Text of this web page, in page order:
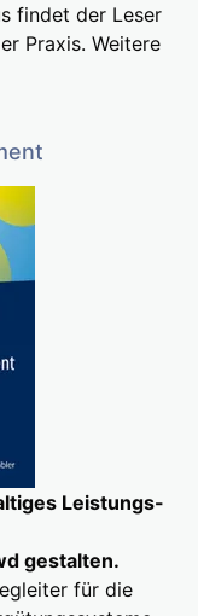
findet der Leser
Praxis. Weitere
Leistungs-
gestalten.
für die